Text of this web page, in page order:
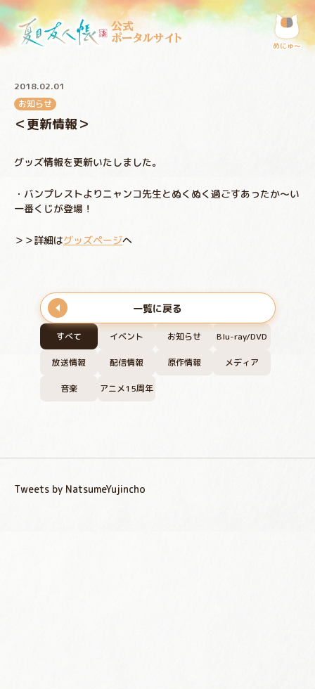
公式
ポータルサイト
めにゅ〜
すべて イベント お知らせ Blu-ray/DVD
放送情報 配信情報 原作情報 メディア
音楽 アニメ15周年
2018.02.01
お知らせ
＜更新情報＞
グッズ情報を更新いたしました。
・バンプレストよりニャンコ先生とぬくぬく過ごすあったか～い
一番くじが登場！
＞＞詳細はグッズページへ
一覧に戻る
Tweets by NatsumeYujincho